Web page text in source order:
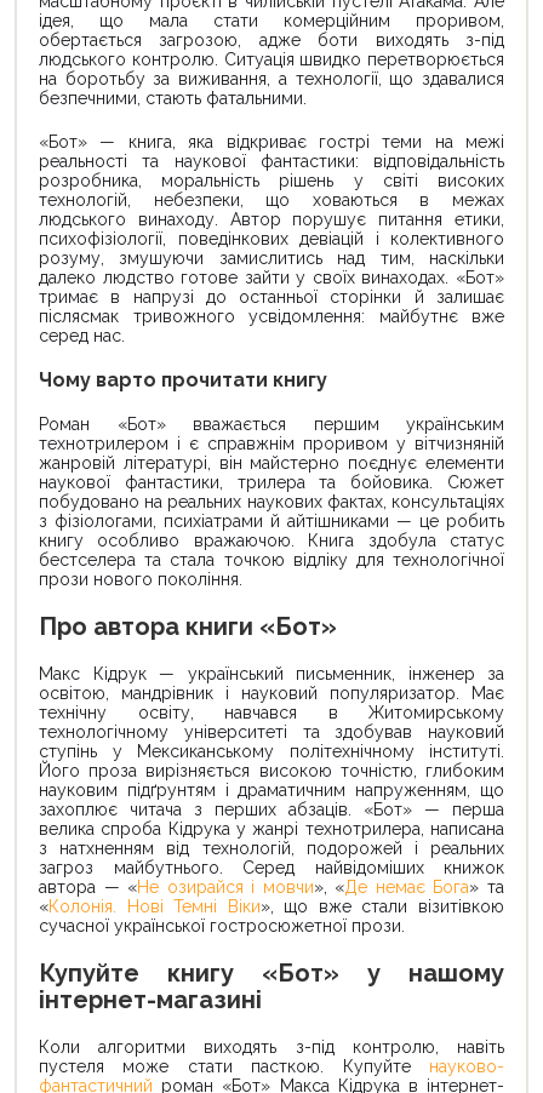
ідея, що мала стати комерційним проривом,
обертається загрозою, адже боти виходять з-під
людського контролю. Ситуація швидко перетворюється
на боротьбу за виживання, а технології, що здавалися
безпечними, стають фатальними.
«Бот» — книга, яка відкриває гострі теми на межі
реальності та наукової фантастики: відповідальність
розробника, моральність рішень у світі високих
технологій, небезпеки, що ховаються в межах
людського винаходу. Автор порушує питання етики,
психофізіології, поведінкових девіацій і колективного
розуму, змушуючи замислитись над тим, наскільки
далеко людство готове зайти у своїх винаходах. «Бот»
тримає в напрузі до останньої сторінки й залишає
післясмак тривожного усвідомлення: майбутнє вже
серед нас.
Чому варто прочитати книгу
Роман «Бот» вважається першим українським
технотрилером і є справжнім проривом у вітчизняній
жанровій літературі, він майстерно поєднує елементи
наукової фантастики, трилера та бойовика. Сюжет
побудовано на реальних наукових фактах, консультаціях
з фізіологами, психіатрами й айтішниками — це робить
книгу особливо вражаючою. Книга здобула статус
бестселера та стала точкою відліку для технологічної
прози нового покоління.
Про автора книги «Бот»
Макс Кідрук — український письменник, інженер за
освітою, мандрівник і науковий популяризатор. Має
технічну освіту, навчався в Житомирському
технологічному університеті та здобував науковий
ступінь у Мексиканському політехнічному інституті.
Його проза вирізняється високою точністю, глибоким
науковим підґрунтям і драматичним напруженням, що
захоплює читача з перших абзаців. «Бот» — перша
велика спроба Кідрука у жанрі технотрилера, написана
з натхненням від технологій, подорожей і реальних
загроз майбутнього. Серед найвідоміших книжок
автора — «Не озирайся і мовчи», «Де немає Бога» та
«Колонія. Нові Темні Віки», що вже стали візитівкою
сучасної української гостросюжетної прози.
Купуйте книгу «Бот» у нашому
інтернет-магазині
Коли алгоритми виходять з-під контролю, навіть
пустеля може стати пасткою. Купуйте науково-
фантастичний роман «Бот» Макса Кідрука в інтернет-